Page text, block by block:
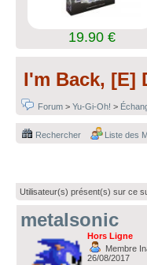
19.90 €
I'm Back, [E]
Forum > Yu-Gi-Oh! >
Rechercher Liste des
Utilisateur(s) présent(s) sur ce
metalsonic
Hors Ligne
Membre
26/08/2017